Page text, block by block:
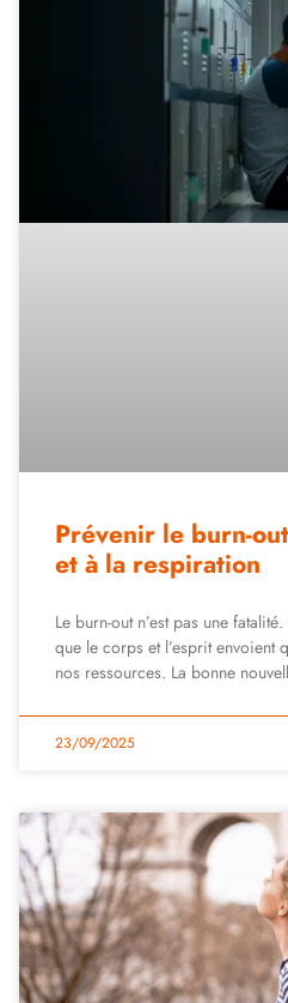
Prévenir le burn-
et à la respiration
Le burn-out n’est pas une
que le corps et l’esprit envoient
nos ressources. La bonne
23/09/2025